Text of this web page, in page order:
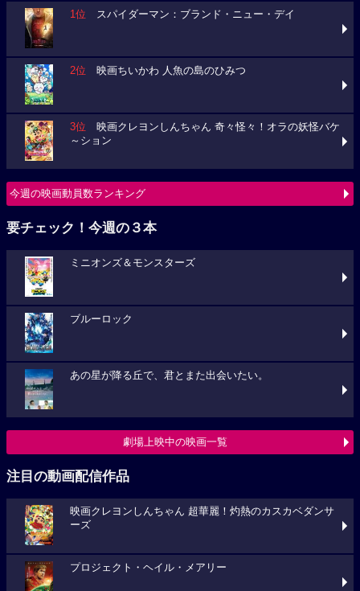
1位 スパイダーマン：ブランド・ニュー・デイ
2位 映画ちいかわ 人魚の島のひみつ
3位 映画クレヨンしんちゃん 奇々怪々！オラの妖怪バケ
～ション
今週の映画動員数ランキング
要チェック！今週の３本
ミニオンズ＆モンスターズ
ブルーロック
あの星が降る丘で、君とまた出会いたい。
劇場上映中の映画一覧
注目の動画配信作品
映画クレヨンしんちゃん 超華麗！灼熱のカスカベダンサ
ーズ
プロジェクト・ヘイル・メアリー